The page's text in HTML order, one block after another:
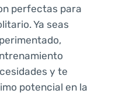
perfectas para
Ya seas
y te
potencial en la